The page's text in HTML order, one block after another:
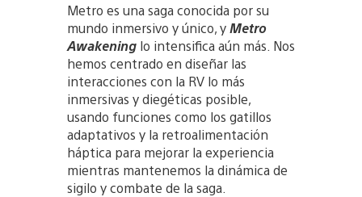
Metro es una saga conocida por su
mundo inmersivo y único, yMetro
Awakeninglo intensifica aún más. Nos
hemos centrado en diseñar las
interacciones con la RV lo más
inmersivas y diegéticas posible,
usando funciones como los gatillos
adaptativos y la retroalimentación
háptica para mejorar la experiencia
mientras mantenemos la dinámica de
sigilo y combate de la saga.